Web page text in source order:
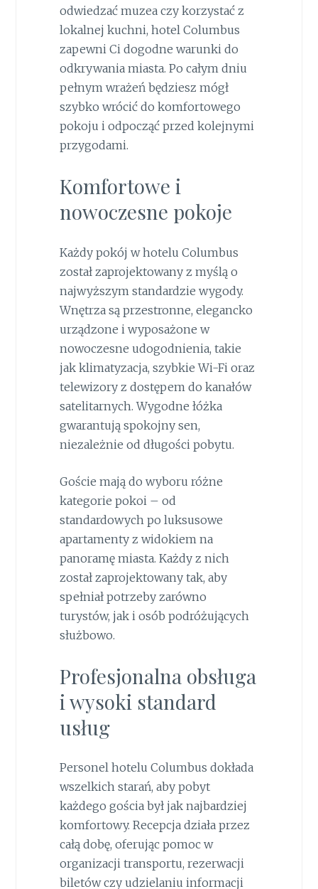
odwiedzać muzea czy korzystać z
lokalnej kuchni, hotel Columbus
zapewni Ci dogodne warunki do
odkrywania miasta. Po całym dniu
pełnym wrażeń będziesz mógł
szybko wrócić do komfortowego
pokoju i odpocząć przed kolejnymi
przygodami.
Komfortowe i
nowoczesne pokoje
Każdy pokój w hotelu Columbus
został zaprojektowany z myślą o
najwyższym standardzie wygody.
Wnętrza są przestronne, elegancko
urządzone i wyposażone w
nowoczesne udogodnienia, takie
jak klimatyzacja, szybkie Wi-Fi oraz
telewizory z dostępem do kanałów
satelitarnych. Wygodne łóżka
gwarantują spokojny sen,
niezależnie od długości pobytu.
Goście mają do wyboru różne
kategorie pokoi – od
standardowych po luksusowe
apartamenty z widokiem na
panoramę miasta. Każdy z nich
został zaprojektowany tak, aby
spełniał potrzeby zarówno
turystów, jak i osób podróżujących
służbowo.
Profesjonalna obsługa
i wysoki standard
usług
Personel hotelu Columbus dokłada
wszelkich starań, aby pobyt
każdego gościa był jak najbardziej
komfortowy. Recepcja działa przez
całą dobę, oferując pomoc w
organizacji transportu, rezerwacji
biletów czy udzielaniu informacji